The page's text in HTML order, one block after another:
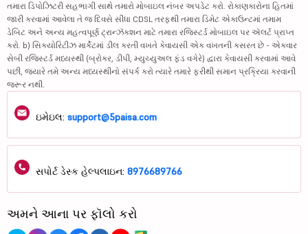
તમારા ડિપોઝિટરી સહભાગી સાથે તમારો મોબાઇલ નંબર અપડેટ કરો. રોકાણકારોના હિતમાં
જારી કરવામાં આવેલા તે જ દિવસે સીધા CDSL તરફથી તમારા ડિમેટ એકાઉન્ટમાં તમામ
ડેબિટ અને અન્ય મહત્વપૂર્ણ ટ્રાન્ઝૅક્શન માટે તમારા રજિસ્ટર્ડ મોબાઇલ પર ઍલર્ટ પ્રાપ્ત
કરો. b) સિક્યોરિટીઝ માર્કેટમાં ડીલ કરતી વખતે કેવાયસી એક વખતની કસરત છે - એકવાર
સેબી રજિસ્ટર્ડ મધ્યસ્થી (બ્રોકર, ડીપી, મ્યુચ્યુઅલ ફંડ વગેરે) દ્વારા કેવાયસી કરવામાં આવે
પછી, જ્યારે તમે અન્ય મધ્યસ્થીનો સંપર્ક કરો ત્યારે તમારે ફરીથી સમાન પ્રક્રિયા કરવાની
જરૂર નથી.
ઇમેઇલ: support@5paisa.com
સપોર્ટ ડેસ્ક હેલ્પલાઇન: 8976689766
અમને આના પર ફૉલો કરો